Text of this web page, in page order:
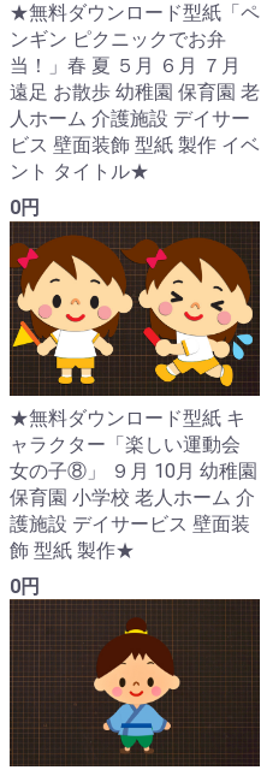
★無料ダウンロード型紙「ペ
ンギン ピクニックでお弁
当！」春 夏 ５月 ６月 ７月
遠足 お散歩 幼稚園 保育園 老
人ホーム 介護施設 デイサー
ビス 壁面装飾 型紙 製作 イベ
ント タイトル★
0円
★無料ダウンロード型紙 キ
ャラクター「楽しい運動会
女の子⑧」 ９月 10月 幼稚園
保育園 小学校 老人ホーム 介
護施設 デイサービス 壁面装
飾 型紙 製作★
0円